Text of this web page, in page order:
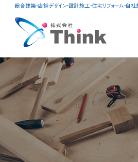
総合建築・店舗デザイン・設計施工・住宅リフォーム・